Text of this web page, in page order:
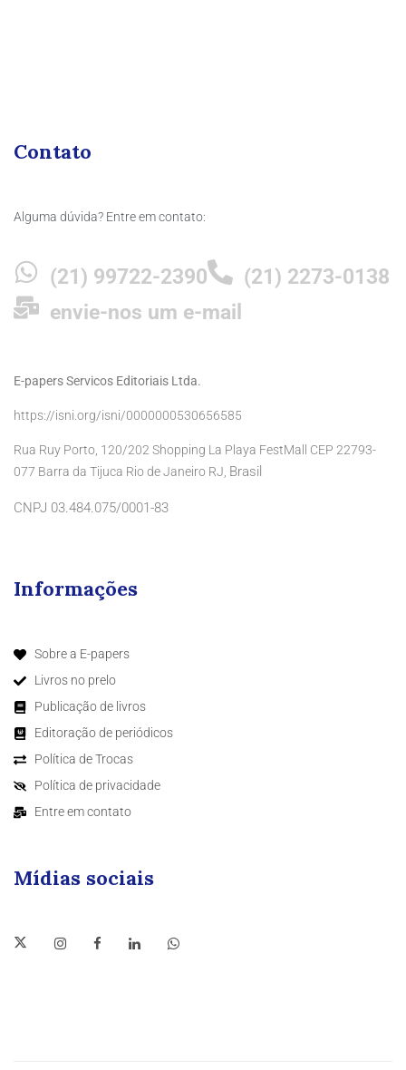
Contato
Alguma dúvida? Entre em contato:
(21) 99722-2390
(21) 2273-0138
envie-nos um e-mail
E-papers Servicos Editoriais Ltda.
https://isni.org/isni/0000000530656585
Rua Ruy Porto, 120/202 Shopping La Playa FestMall CEP 22793-
077 Barra da Tijuca Rio de Janeiro RJ, Brasil
CNPJ 03.484.075/0001-83
Informações
Sobre a E-papers
Livros no prelo
Publicação de livros
Editoração de periódicos
Política de Trocas
Política de privacidade
Entre em contato
Mídias sociais